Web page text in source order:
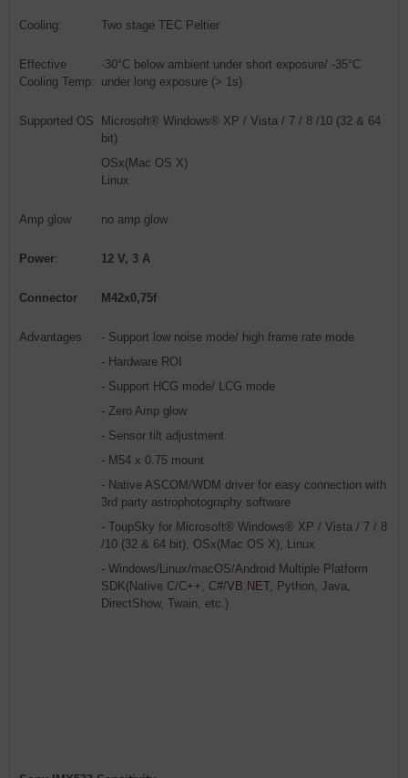
Cooling: Two stage TEC Peltier
Effective
Cooling Temp:
-30°C below ambient under short exposure/ -35°C
under long exposure (> 1s)
Supported OS
Microsoft® Windows® XP / Vista / 7 / 8 /10 (32 & 64
bit)
OSx(Mac OS X)
Linux
Amp glow no amp glow
Power: 12 V, 3 A
Connector M42x0,75f
Advantages
- Support low noise mode/ high frame rate mode
- Hardware ROI
- Support HCG mode/ LCG mode
- Zero Amp glow
- Sensor tilt adjustment
- M54 x 0.75 mount
- Native ASCOM/WDM driver for easy connection with
3rd party astrophotography software
- ToupSky for Microsoft® Windows® XP / Vista / 7 / 8
/10 (32 & 64 bit), OSx(Mac OS X), Linux
- Windows/Linux/macOS/Android Multiple Platform
SDK(Native C/C++, C#/VB.NET, Python, Java,
DirectShow, Twain, etc.)